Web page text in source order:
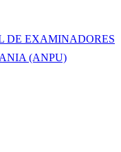
DE EXAMINADORES
(ANPU)